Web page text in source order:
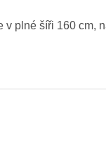
plné šíři 160 cm,